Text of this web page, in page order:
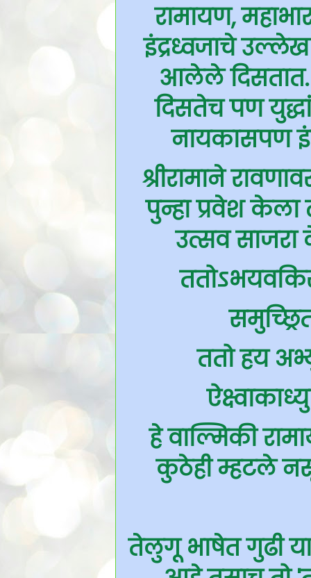
रामायण,
इंद्रध्वजाचे
आलेले दिसतात.
दिसतेच पण
नायकासपण
श्रीरामाने
पुन्हा प्रवेश केला
उत्सव
ततो हय
हे वाल्मिकी
कुठेही म्हटले
तेलुगू भाषेत गुढी